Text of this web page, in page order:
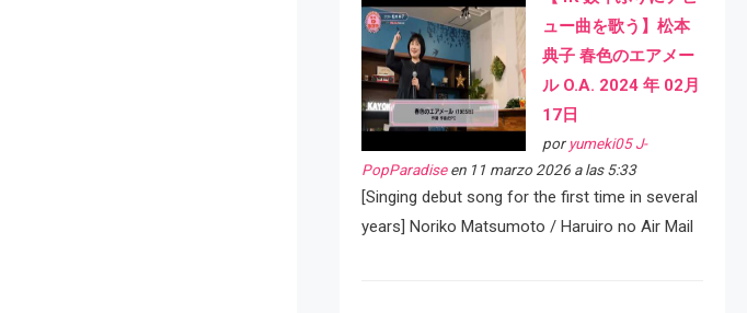
ュー曲を歌う】松本
典子 春色のエアメー
ル O.A. 2024 年 02月
17日
por yumeki05 J-
PopParadiseen 11 marzo 2026 a las 5:33
[Singing debut song for the first time in several
years] Noriko Matsumoto / Haruiro no Air Mail